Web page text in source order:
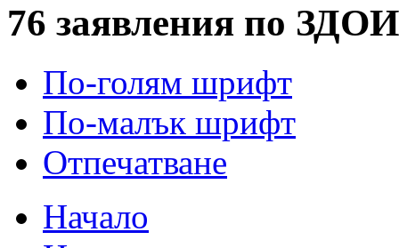
76 заявления по ЗДОИ
По-голям шрифт
По-малък шрифт
Отпечатване
Начало